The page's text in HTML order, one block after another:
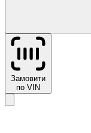
Замовити
по VIN